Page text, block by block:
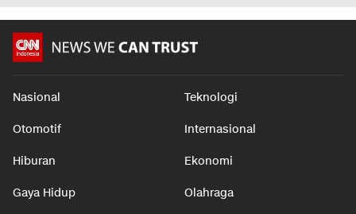
Nasional Teknologi
Otomotif Internasional
Hiburan Ekonomi
Gaya Hidup Olahraga